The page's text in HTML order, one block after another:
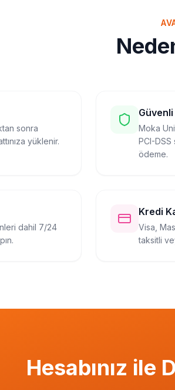
sonra
yüklenir.
Moka
PCI-DSS
ödeme.
dahil 7/24
Kredi
Visa,
taksitli
Hesabınız ile